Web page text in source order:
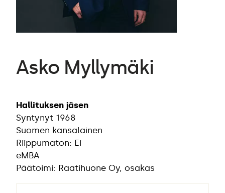
Asko Myllymäki
Hallituksen jäsen
Syntynyt 1968
Suomen kansalainen
Riippumaton: Ei
eMBA
Päätoimi: Raatihuone Oy, osakas